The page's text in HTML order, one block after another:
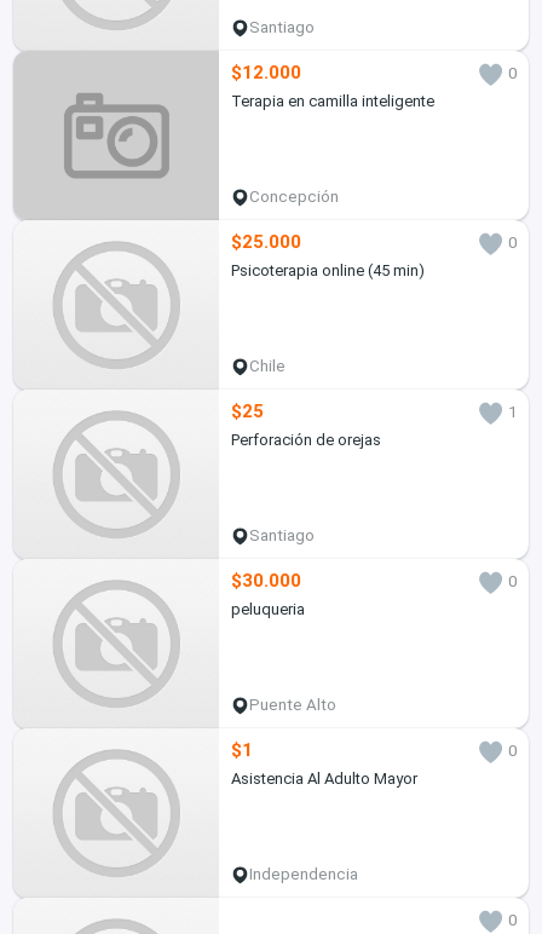
Santiago
$12.000
0
Terapia en camilla inteligente
Concepción
$25.000
0
Psicoterapia online (45 min)
Chile
$25
1
Perforación de orejas
Santiago
$30.000
0
peluqueria
Puente Alto
$1
0
Asistencia Al Adulto Mayor
Independencia
0